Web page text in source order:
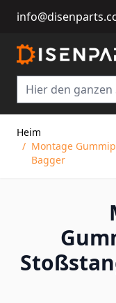
Heim
/ Montage
Bagger